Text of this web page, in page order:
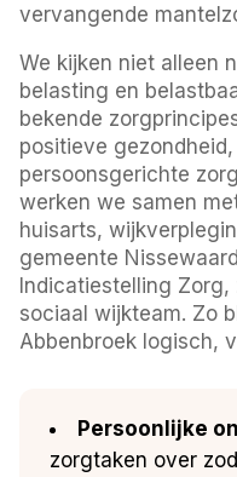
vervangende
We kijken niet alleen
belasting en
bekende
positieve
persoonsgerichte
werken we samen
huisarts,
gemeente
Indicatiestelling
sociaal wijkteam. Zo
Abbenbroek logisch,
Persoonlijke
zorgtaken over